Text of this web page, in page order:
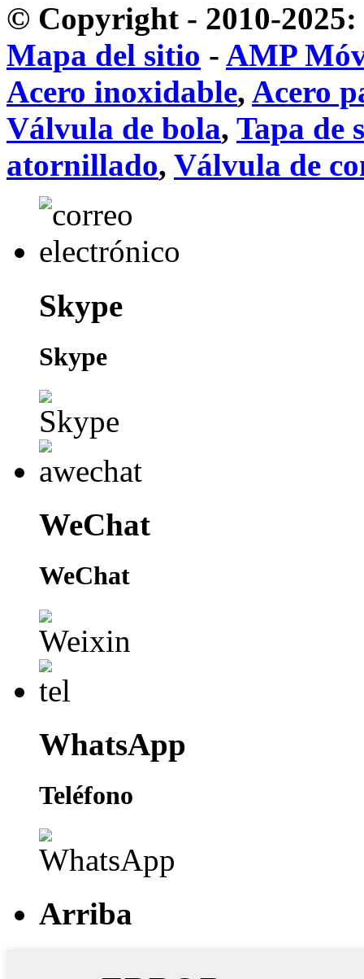
© Copyright - 2010-2025:
Mapa del sitio - AMP
Acero inoxidable, Acero
Válvula de bola, Tapa de
atornillado, Válvula de
Skype
Skype
WeChat
WeChat
WhatsApp
Teléfono
Arriba